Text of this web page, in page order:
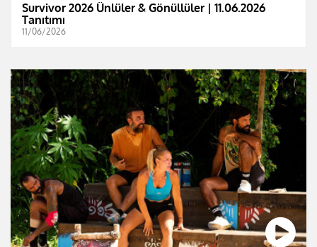
Survivor 2026 Ünlüler & Gönüllüler | 11.06.2026
Tanıtımı
11/06/2026